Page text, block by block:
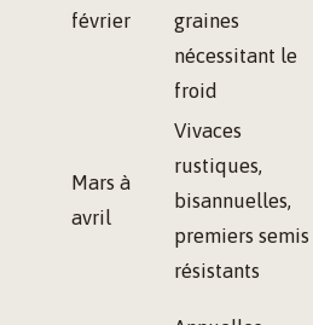
février
graines
nécessitant le
froid
Mars à
avril
Vivaces
rustiques,
bisannuelles,
premiers semis
résistants